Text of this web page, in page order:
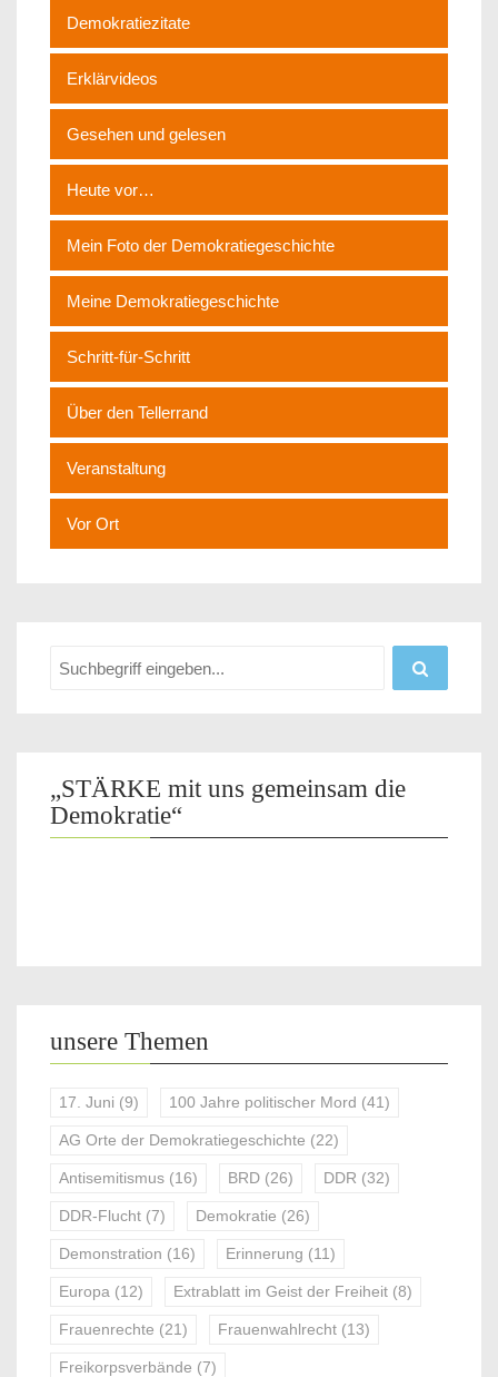
Demokratiezitate
Erklärvideos
Gesehen und gelesen
Heute vor…
Mein Foto der Demokratiegeschichte
Meine Demokratiegeschichte
Schritt-für-Schritt
Über den Tellerrand
Veranstaltung
Vor Ort
„STÄRKE mit uns gemeinsam die
Demokratie“
unsere Themen
17. Juni (9) 100 Jahre politischer Mord (41)
AG Orte der Demokratiegeschichte (22)
Antisemitismus (16) BRD (26) DDR (32)
DDR-Flucht (7) Demokratie (26)
Demonstration (16) Erinnerung (11)
Europa (12) Extrablatt im Geist der Freiheit (8)
Frauenrechte (21) Frauenwahlrecht (13)
Freikorpsverbände (7)